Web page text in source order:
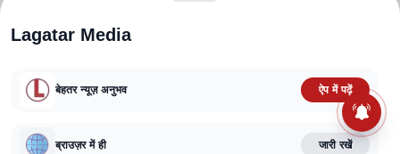
TERMS AND CONDITIONS
CORRECTIONS POLICY
FACT CHECKING POLICY
Lagatar Media
बेहतर न्यूज़ अनुभव ऐप में पढ़ें
ब्राउज़र में ही जारी रखें